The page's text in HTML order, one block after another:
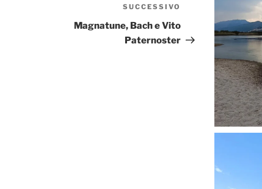
successivo
SUCCESSIVO
Magnatune, Bach e Vito
Paternoster